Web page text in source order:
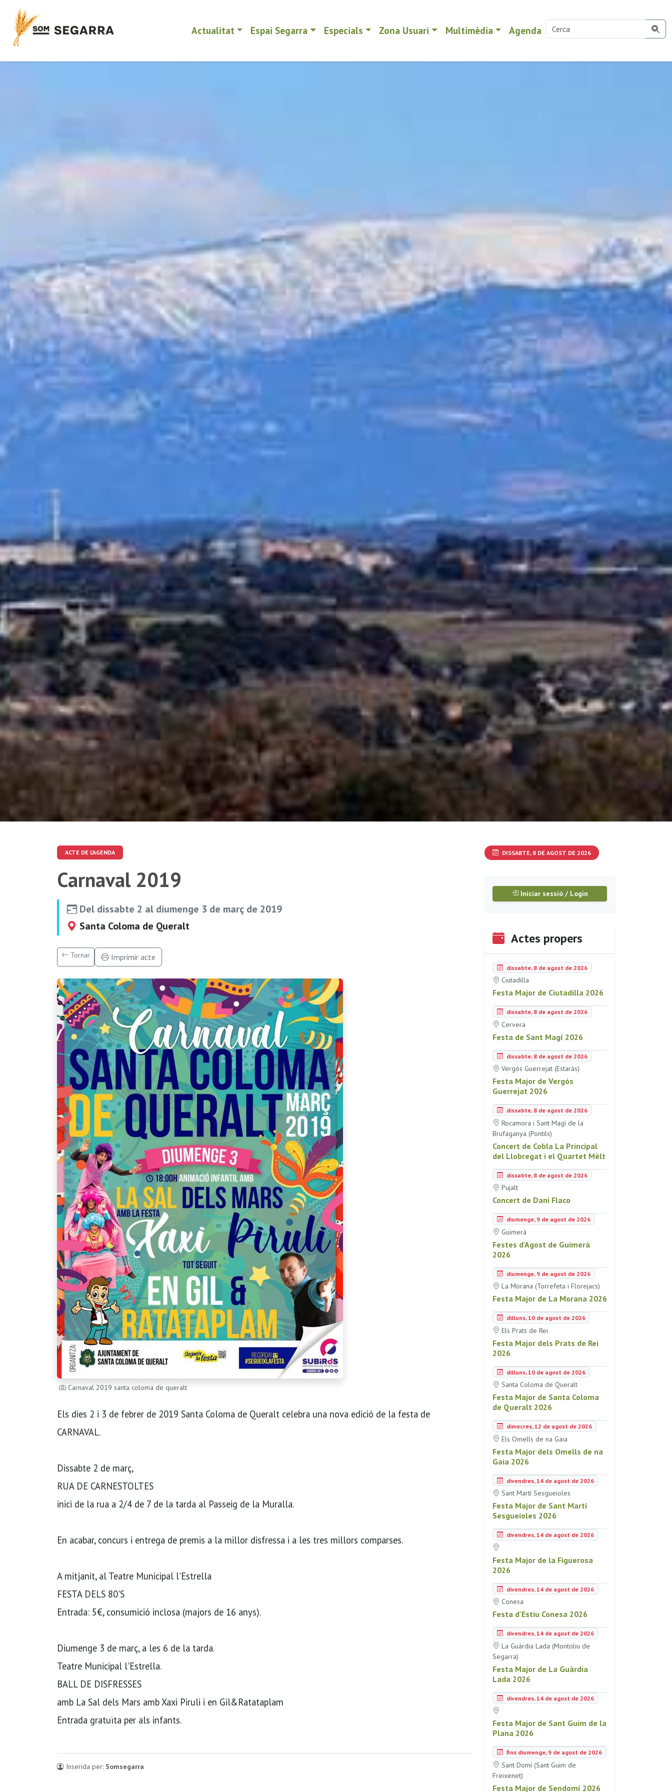
Actualitat Espai Segarra Especials Zona Usuari Multimèdia Agenda
ACTE DE L'AGENDA
Carnaval 2019
Del dissabte 2 al diumenge 3 de març de 2019
Santa Coloma de Queralt
Tornar Imprimir acte
Carnaval 2019 santa coloma de queralt
Els dies 2 i 3 de febrer de 2019 Santa Coloma de Queralt celebra una nova edició de la festa de
CARNAVAL.
Dissabte 2 de març,
RUA DE CARNESTOLTES
inici de la rua a 2/4 de 7 de la tarda al Passeig de la Muralla.
En acabar, concurs i entrega de premis a la millor disfressa i a les tres millors comparses.
A mitjanit, al Teatre Municipal l'Estrella
FESTA DELS 80'S
Entrada: 5€, consumició inclosa (majors de 16 anys).
Diumenge 3 de març, a les 6 de la tarda.
Teatre Municipal l'Estrella.
BALL DE DISFRESSES
amb La Sal dels Mars amb Xaxi Piruli i en Gil&Ratataplam
Entrada gratuïta per als infants.
Inserida per: Somsegarra
DISSABTE, 8 DE AGOST DE 2026
Iniciar sessió / Login
Actes propers
dissabte, 8 de agost de 2026
Ciutadilla
Festa Major de Ciutadilla 2026
dissabte, 8 de agost de 2026
Cervera
Festa de Sant Magí 2026
dissabte, 8 de agost de 2026
Vergós Guerrejat (Estaràs)
Festa Major de Vergós
Guerrejat 2026
dissabte, 8 de agost de 2026
Rocamora i Sant Magí de la
Brufaganya (Pontils)
Concert de Cobla La Principal
del Llobregat i el Quartet Mèlt
dissabte, 8 de agost de 2026
Pujalt
Concert de Dani Flaco
diumenge, 9 de agost de 2026
Guimerà
Festes d'Agost de Guimerà
2026
diumenge, 9 de agost de 2026
La Morana (Torrefeta i Florejacs)
Festa Major de La Morana 2026
dilluns, 10 de agost de 2026
Els Prats de Rei
Festa Major dels Prats de Rei
2026
dilluns, 10 de agost de 2026
Santa Coloma de Queralt
Festa Major de Santa Coloma
de Queralt 2026
dimecres, 12 de agost de 2026
Els Omells de na Gaia
Festa Major dels Omells de na
Gaia 2026
divendres, 14 de agost de 2026
Sant Martí Sesgueioles
Festa Major de Sant Martí
Sesgueioles 2026
divendres, 14 de agost de 2026
Festa Major de la Figuerosa
2026
divendres, 14 de agost de 2026
Conesa
Festa d'Estiu Conesa 2026
divendres, 14 de agost de 2026
La Guàrdia Lada (Montoliu de
Segarra)
Festa Major de La Guàrdia
Lada 2026
divendres, 14 de agost de 2026
Festa Major de Sant Guim de la
Plana 2026
fins diumenge, 9 de agost de 2026
Sant Domí (Sant Guim de
Freixenet)
Festa Major de Sendomí 2026